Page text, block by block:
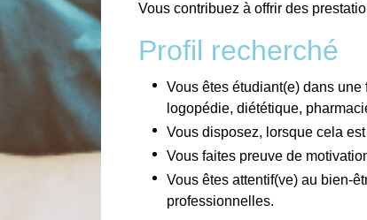
Vous contribuez à offrir des
Profil recherché
Vous êtes étudiant(e) dans
logopédie, diététique,
Vous disposez, lorsque cela
Vous faites preuve de
Vous êtes attentif(ve) au bien-
professionnelles.